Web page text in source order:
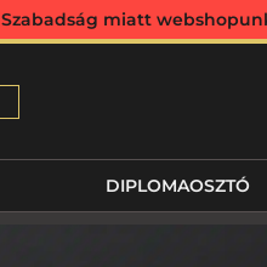
Szabadság miatt
DIPLOMAOSZTÓ